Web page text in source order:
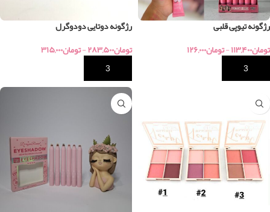
رژگونه تیوپی قلبی
تومان۱۱۳,۴۰۰-تومان۱۲۶,۰۰۰
رژگونه دوتایی دودوگرل
تومان۲۸۳,۵۰۰-تومان۳۱۵,۰۰۰